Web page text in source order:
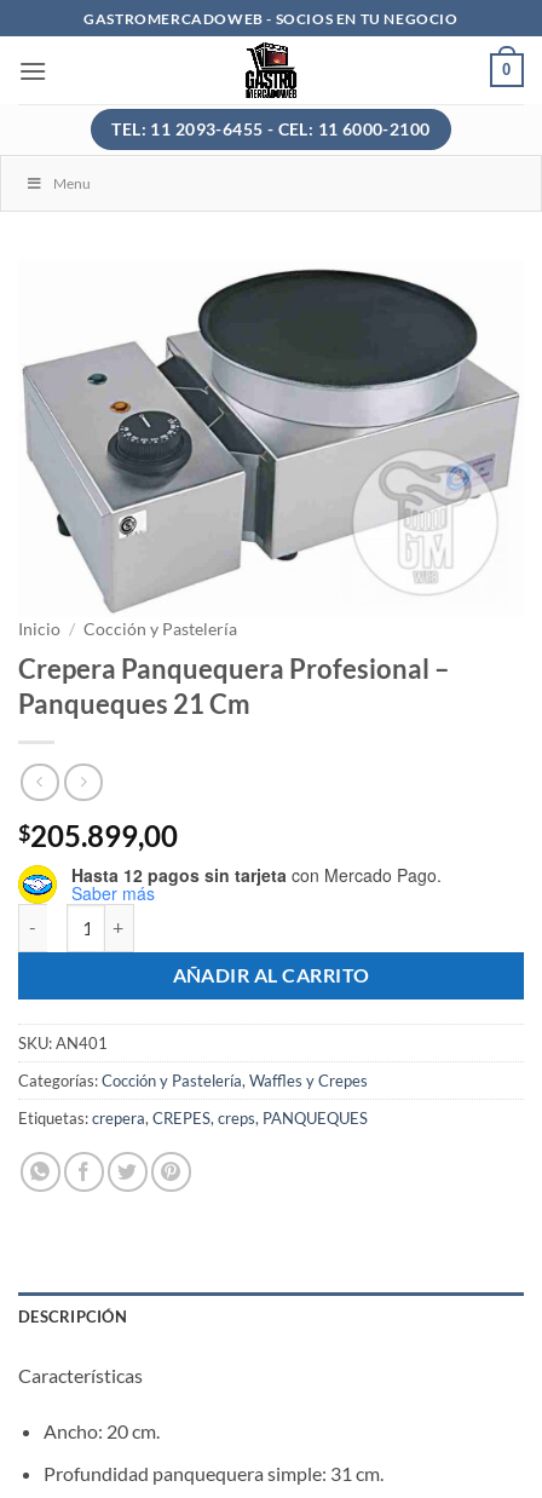
al
contenido
GASTROMERCADOWEB - SOCIOS EN TU NEGOCIO
0
TEL: 11 2093-6455 - CEL: 11 6000-2100
Menu
Inicio / Cocción y Pastelería
Crepera Panquequera Profesional –
Panqueques 21 Cm
$205.899,00
Hasta 12 pagos sin tarjeta con Mercado Pago.
Saber más
AÑADIR AL CARRITO
SKU:AN401
Categorías:Cocción y Pastelería,Waffles y Crepes
Etiquetas:crepera,CREPES,creps, PANQUEQUES
DESCRIPCIÓN
Características
Ancho: 20 cm.
Profundidad panquequera simple: 31 cm.